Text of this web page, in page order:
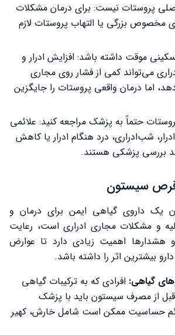
پروستات نیست: برای درمان مشکلات
مخصوص بزرگی یا التهاب پروستات لازم
موقت داشته باشد: افزایش ادرار و
می‌تواند کمی از فشار روی مجاری
اما درمان واقعی پروستات را جایگزین
حتماً به پزشک مراجعه کنید: علائمی
شب‌ادراری، درد هنگام ادرار یا کاهش
بررسی پزشکی هستند.
قرص سیستون
یک داروی گیاهی ایمن برای درمان و
و مشکلات مجاری ادراری است، رعایت
هشدارها اهمیت زیادی دارد تا عوارض
بیشترین اثر را داشته باشد.
گیاهی: افرادی که به ترکیبات گیاهی
از مصرف سیستون باید با پزشک
حساسیت ممکن است شامل خارش، کهیر